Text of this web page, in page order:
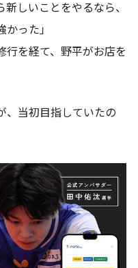
しいことをやるなら、
った」
行を経て、野平がお店を
、当初目指していたの